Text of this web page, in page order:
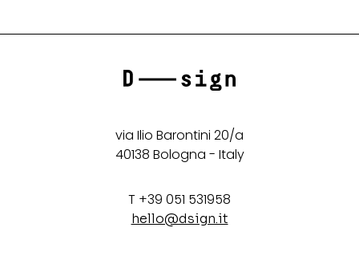
via Ilio Barontini 20/a
40138 Bologna - Italy
T +39 051 531958
hello@dsign.it